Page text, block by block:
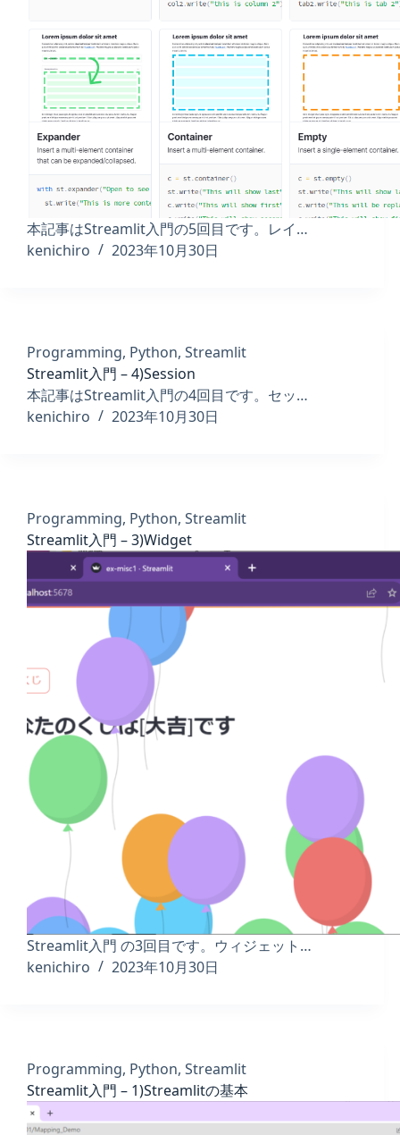
本記事はStreamlit入門の5回目です。レイ…
kenichiro
2023年10月30日
Programming, Python, Streamlit
Streamlit入門 – 4)Session
本記事はStreamlit入門の4回目です。セッ…
kenichiro
2023年10月30日
Programming, Python, Streamlit
Streamlit入門 – 3)Widget
Streamlit入門 の3回目です。ウィジェット…
kenichiro
2023年10月30日
Programming, Python, Streamlit
Streamlit入門 – 1)Streamlitの基本